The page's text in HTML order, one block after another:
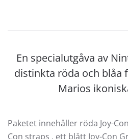
En specialutgåva av
distinkta röda och blåa
Marios
Paketet innehåller röda Joy-
Con straps , ett blått Joy-Con